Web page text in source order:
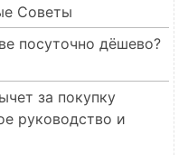
Советы
посуточно дёшево?
за покупку
руководство и